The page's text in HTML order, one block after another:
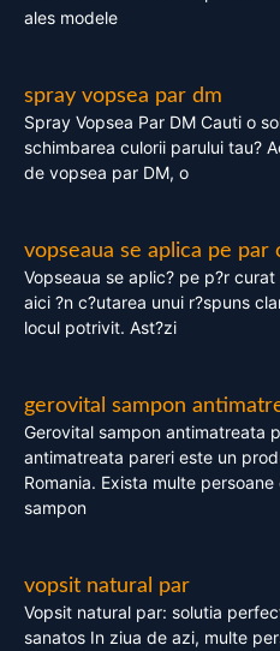
ales modele
spray vopsea par dm
Spray Vopsea Par DM Cauti o
schimbarea culorii parului tau?
de vopsea par DM, o
vopseaua se aplica pe par
Vopseaua se aplic? pe p?r
aici ?n c?utarea unui r?spuns
locul potrivit. Ast?zi
gerovital sampon
Gerovital sampon antimatreata
antimatreata pareri este un
Romania. Exista multe
sampon
vopsit natural par
Vopsit natural par: solutia
sanatos In ziua de azi, multe